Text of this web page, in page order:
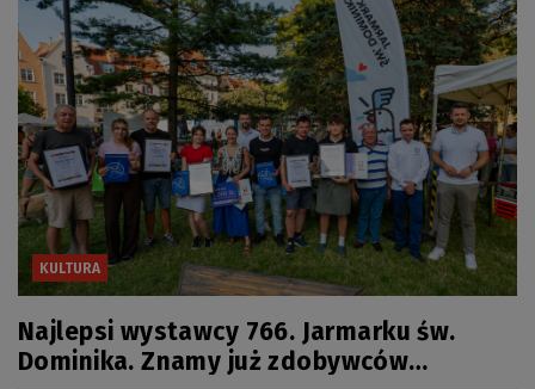
KULTURA
Najlepsi wystawcy 766. Jarmarku św.
Dominika. Znamy już zdobywców